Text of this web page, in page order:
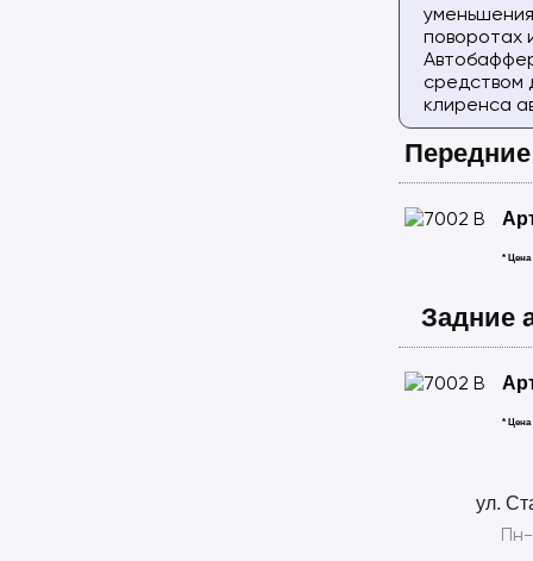
поворотах
средством
клиренса
* Цена
Задние
* Цена
ул.